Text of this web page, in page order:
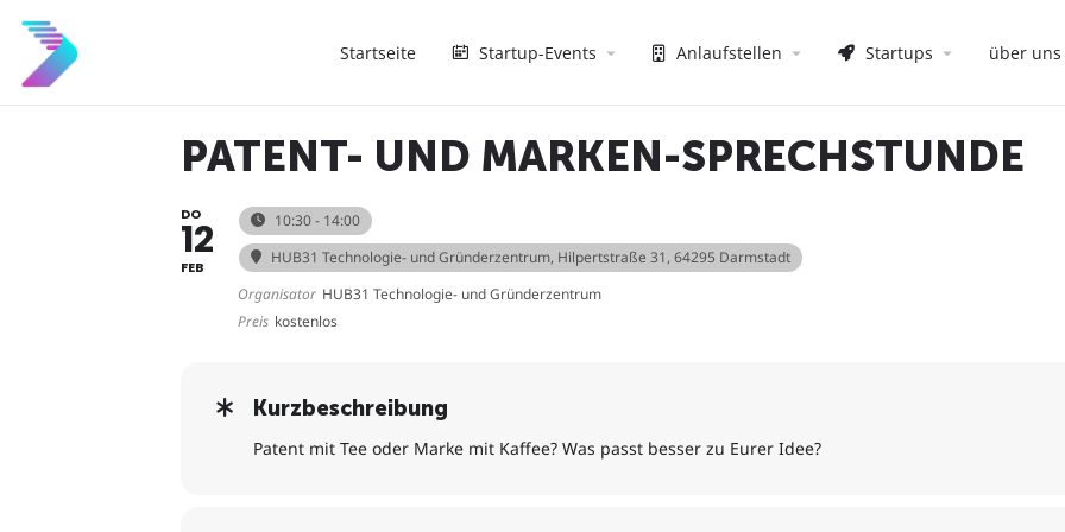
Startseite Startup-Events Anlaufstellen Startups über uns
PATENT- UND MARKEN-SPRECHSTUNDE
DO
12
FEB
10:30 - 14:00
HUB31 Technologie- und Gründerzentrum, Hilpertstraße 31, 64295 Darmstadt
Organisator HUB31 Technologie- und Gründerzentrum
Preis kostenlos
Kurzbeschreibung
Patent mit Tee oder Marke mit Kaffee? Was passt besser zu Eurer Idee?